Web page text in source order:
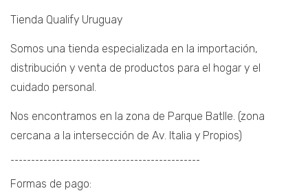
Tienda Qualify Uruguay
Somos una tienda especializada en la importación,
distribución y venta de productos para el hogar y el
cuidado personal.
Nos encontramos en la zona de Parque Batlle. (zona
cercana a la intersección de Av. Italia y Propios)
¯¯¯¯¯¯¯¯¯¯¯¯¯¯¯¯¯¯¯¯¯¯¯¯¯¯¯¯¯¯¯¯¯¯¯¯¯¯¯¯¯¯¯¯¯¯
Formas de pago: